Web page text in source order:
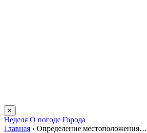
×
Неделя О погоде Города
Главная › Определение местоположения…